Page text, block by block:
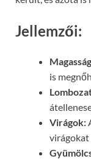
Jellemzői:
is
Virágok:
virágokat